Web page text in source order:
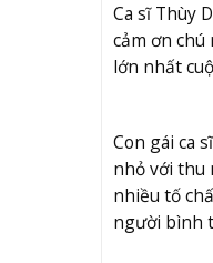
Ca sĩ Thùy
cảm ơn
lớn nhất
Con gái ca
nhỏ với thu
nhiều tố
người bình